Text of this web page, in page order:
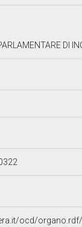
DI
ocd/